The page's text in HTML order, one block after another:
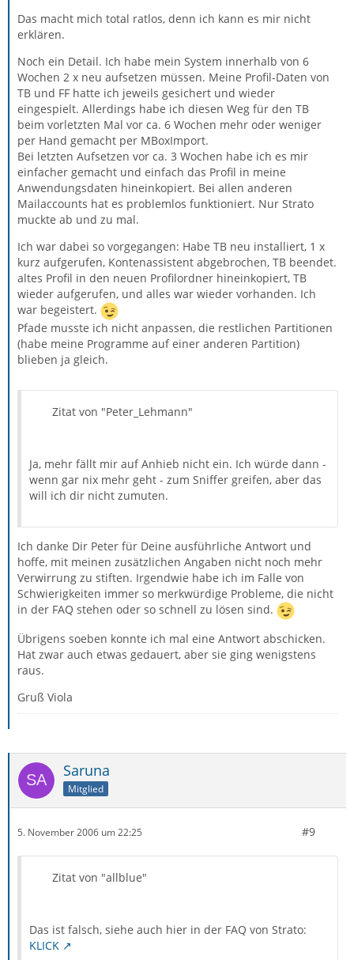
Das macht mich total ratlos, denn ich kann es mir nicht
erklären.
Noch ein Detail. Ich habe mein System innerhalb von 6
Wochen 2 x neu aufsetzen müssen. Meine Profil-Daten von
TB und FF hatte ich jeweils gesichert und wieder
eingespielt. Allerdings habe ich diesen Weg für den TB
beim vorletzten Mal vor ca. 6 Wochen mehr oder weniger
per Hand gemacht per MBoxImport.
Bei letzten Aufsetzen vor ca. 3 Wochen habe ich es mir
einfacher gemacht und einfach das Profil in meine
Anwendungsdaten hineinkopiert. Bei allen anderen
Mailaccounts hat es problemlos funktioniert. Nur Strato
muckte ab und zu mal.
Ich war dabei so vorgegangen: Habe TB neu installiert, 1 x
kurz aufgerufen, Kontenassistent abgebrochen, TB beendet.
altes Profil in den neuen Profilordner hineinkopiert, TB
wieder aufgerufen, und alles war wieder vorhanden. Ich
war begeistert.
Pfade musste ich nicht anpassen, die restlichen Partitionen
(habe meine Programme auf einer anderen Partition)
blieben ja gleich.
Zitat von "Peter_Lehmann"
Ja, mehr fällt mir auf Anhieb nicht ein. Ich würde dann -
wenn gar nix mehr geht - zum Sniffer greifen, aber das
will ich dir nicht zumuten.
Ich danke Dir Peter für Deine ausführliche Antwort und
hoffe, mit meinen zusätzlichen Angaben nicht noch mehr
Verwirrung zu stiften. Irgendwie habe ich im Falle von
Schwierigkeiten immer so merkwürdige Probleme, die nicht
in der FAQ stehen oder so schnell zu lösen sind.
Übrigens soeben konnte ich mal eine Antwort abschicken.
Hat zwar auch etwas gedauert, aber sie ging wenigstens
raus.
Gruß Viola
Saruna
Mitglied
5. November 2006 um 22:25 #9
Zitat von "allblue"
Das ist falsch, siehe auch hier in der FAQ von Strato:
KLICK